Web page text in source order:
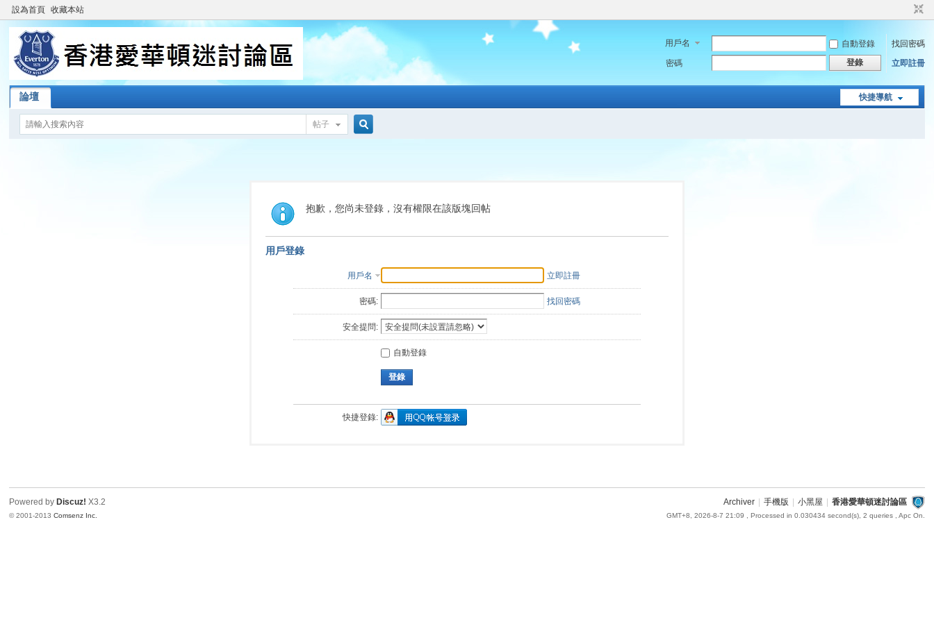
設為首頁 收藏本站
用戶名 自動登錄
找回密碼
密碼
登錄 立即註冊
快捷導航
論壇
帖子
索
抱歉，您尚未登錄，沒有權限在該版塊回帖
用戶登錄
用戶名 立即註冊
密碼: 找回密碼
安全提問:
自動登錄
登錄
快捷登錄:
Archiver 手機版 小黑屋 香港愛華頓迷討論區
GMT+8, 2026-8-7 21:09 , Processed in 0.030434 second(s), 2 queries , Apc On.
Powered by Discuz! X3.2
© 2001-2013Comsenz Inc.